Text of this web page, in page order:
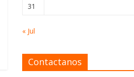
31
« Jul
Contactanos